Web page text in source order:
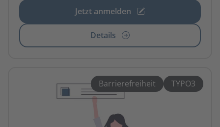
Jetzt anmelden
Details
Barrierefreiheit TYPO3